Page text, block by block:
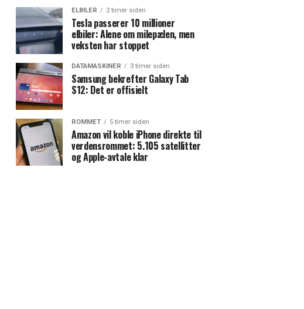
ELBILER 2 timer siden
Tesla passerer 10 millioner
elbiler: Alene om milepælen, men
veksten har stoppet
DATAMASKINER 3 timer siden
Samsung bekrefter Galaxy Tab
S12: Det er offisielt
ROMMET 5 timer siden
Amazon vil koble iPhone direkte til
verdensrommet: 5.105 satellitter
og Apple-avtale klar